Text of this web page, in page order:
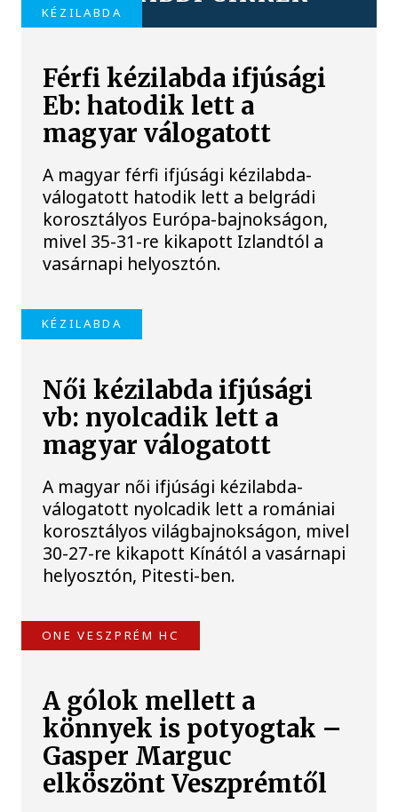
KÉZILABDA
Férfi kézilabda ifjúsági
Eb: hatodik lett a
magyar válogatott
A magyar férfi ifjúsági kézilabda-
válogatott hatodik lett a belgrádi
korosztályos Európa-bajnokságon,
mivel 35-31-re kikapott Izlandtól a
vasárnapi helyosztón.
KÉZILABDA
Női kézilabda ifjúsági
vb: nyolcadik lett a
magyar válogatott
A magyar női ifjúsági kézilabda-
válogatott nyolcadik lett a romániai
korosztályos világbajnokságon, mivel
30-27-re kikapott Kínától a vasárnapi
helyosztón, Pitesti-ben.
ONE VESZPRÉM HC
A gólok mellett a
könnyek is potyogtak –
Gasper Marguc
elköszönt Veszprémtől